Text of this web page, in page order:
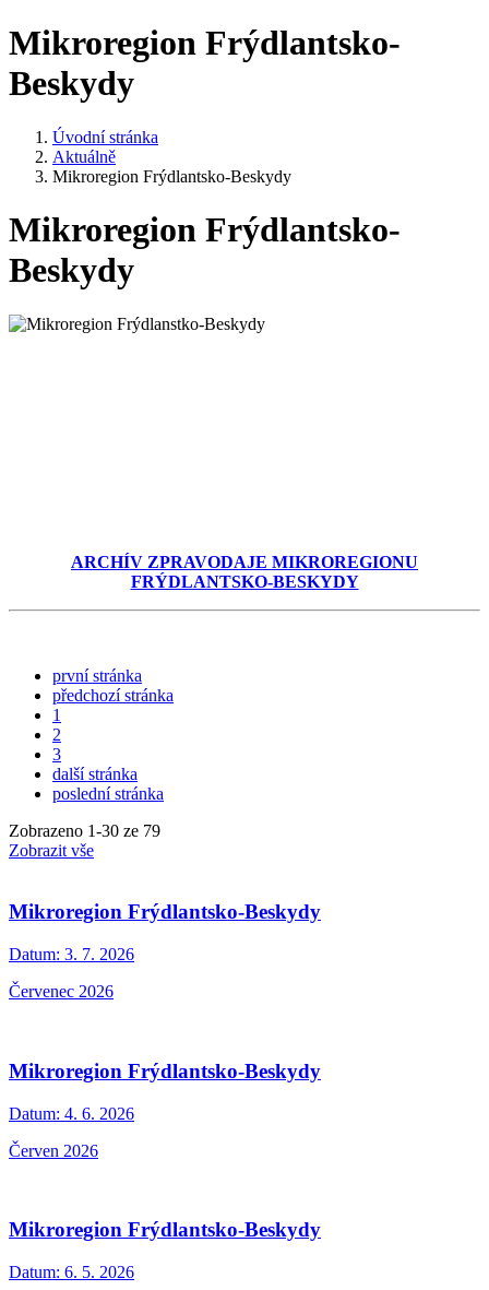
Mikroregion Frýdlantsko-
Beskydy
Úvodní stránka
Aktuálně
Mikroregion Frýdlantsko-Beskydy
Mikroregion Frýdlantsko-
Beskydy
ARCHÍV ZPRAVODAJE MIKROREGIONU
FRÝDLANTSKO-BESKYDY
první stránka
předchozí stránka
1
2
3
další stránka
poslední stránka
Zobrazeno 1-30 ze 79
Zobrazit vše
Mikroregion Frýdlantsko-Beskydy
Datum: 3. 7. 2026
Červenec 2026
Mikroregion Frýdlantsko-Beskydy
Datum: 4. 6. 2026
Červen 2026
Mikroregion Frýdlantsko-Beskydy
Datum: 6. 5. 2026